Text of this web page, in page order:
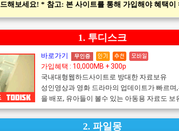
드해보세요! * 참고: 본 사이트를 통해 가입해야 혜택이
1. 투디스크
바로가기 무인증
가입혜택 : 10,000MB + 300p
국내대형웹하드사이트로 방대한 자료보유
성인영상과 영화 드라마의 업데이트가 빠르
을 배포, 유아들이 볼수 있는 아동용 자료도 보
2. 파일몽